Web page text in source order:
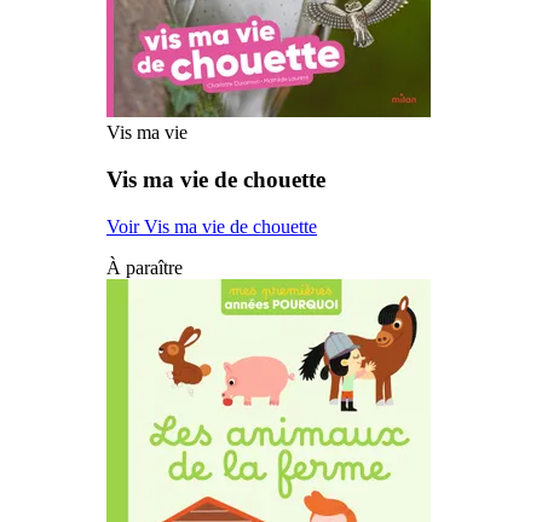
Vis ma vie
Vis ma vie de chouette
Voir Vis ma vie de chouette
À paraître